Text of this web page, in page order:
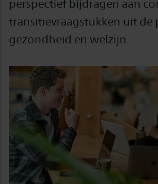
perspectief bijdragen aan
transitievraagstukken uit de
gezondheid en welzijn.